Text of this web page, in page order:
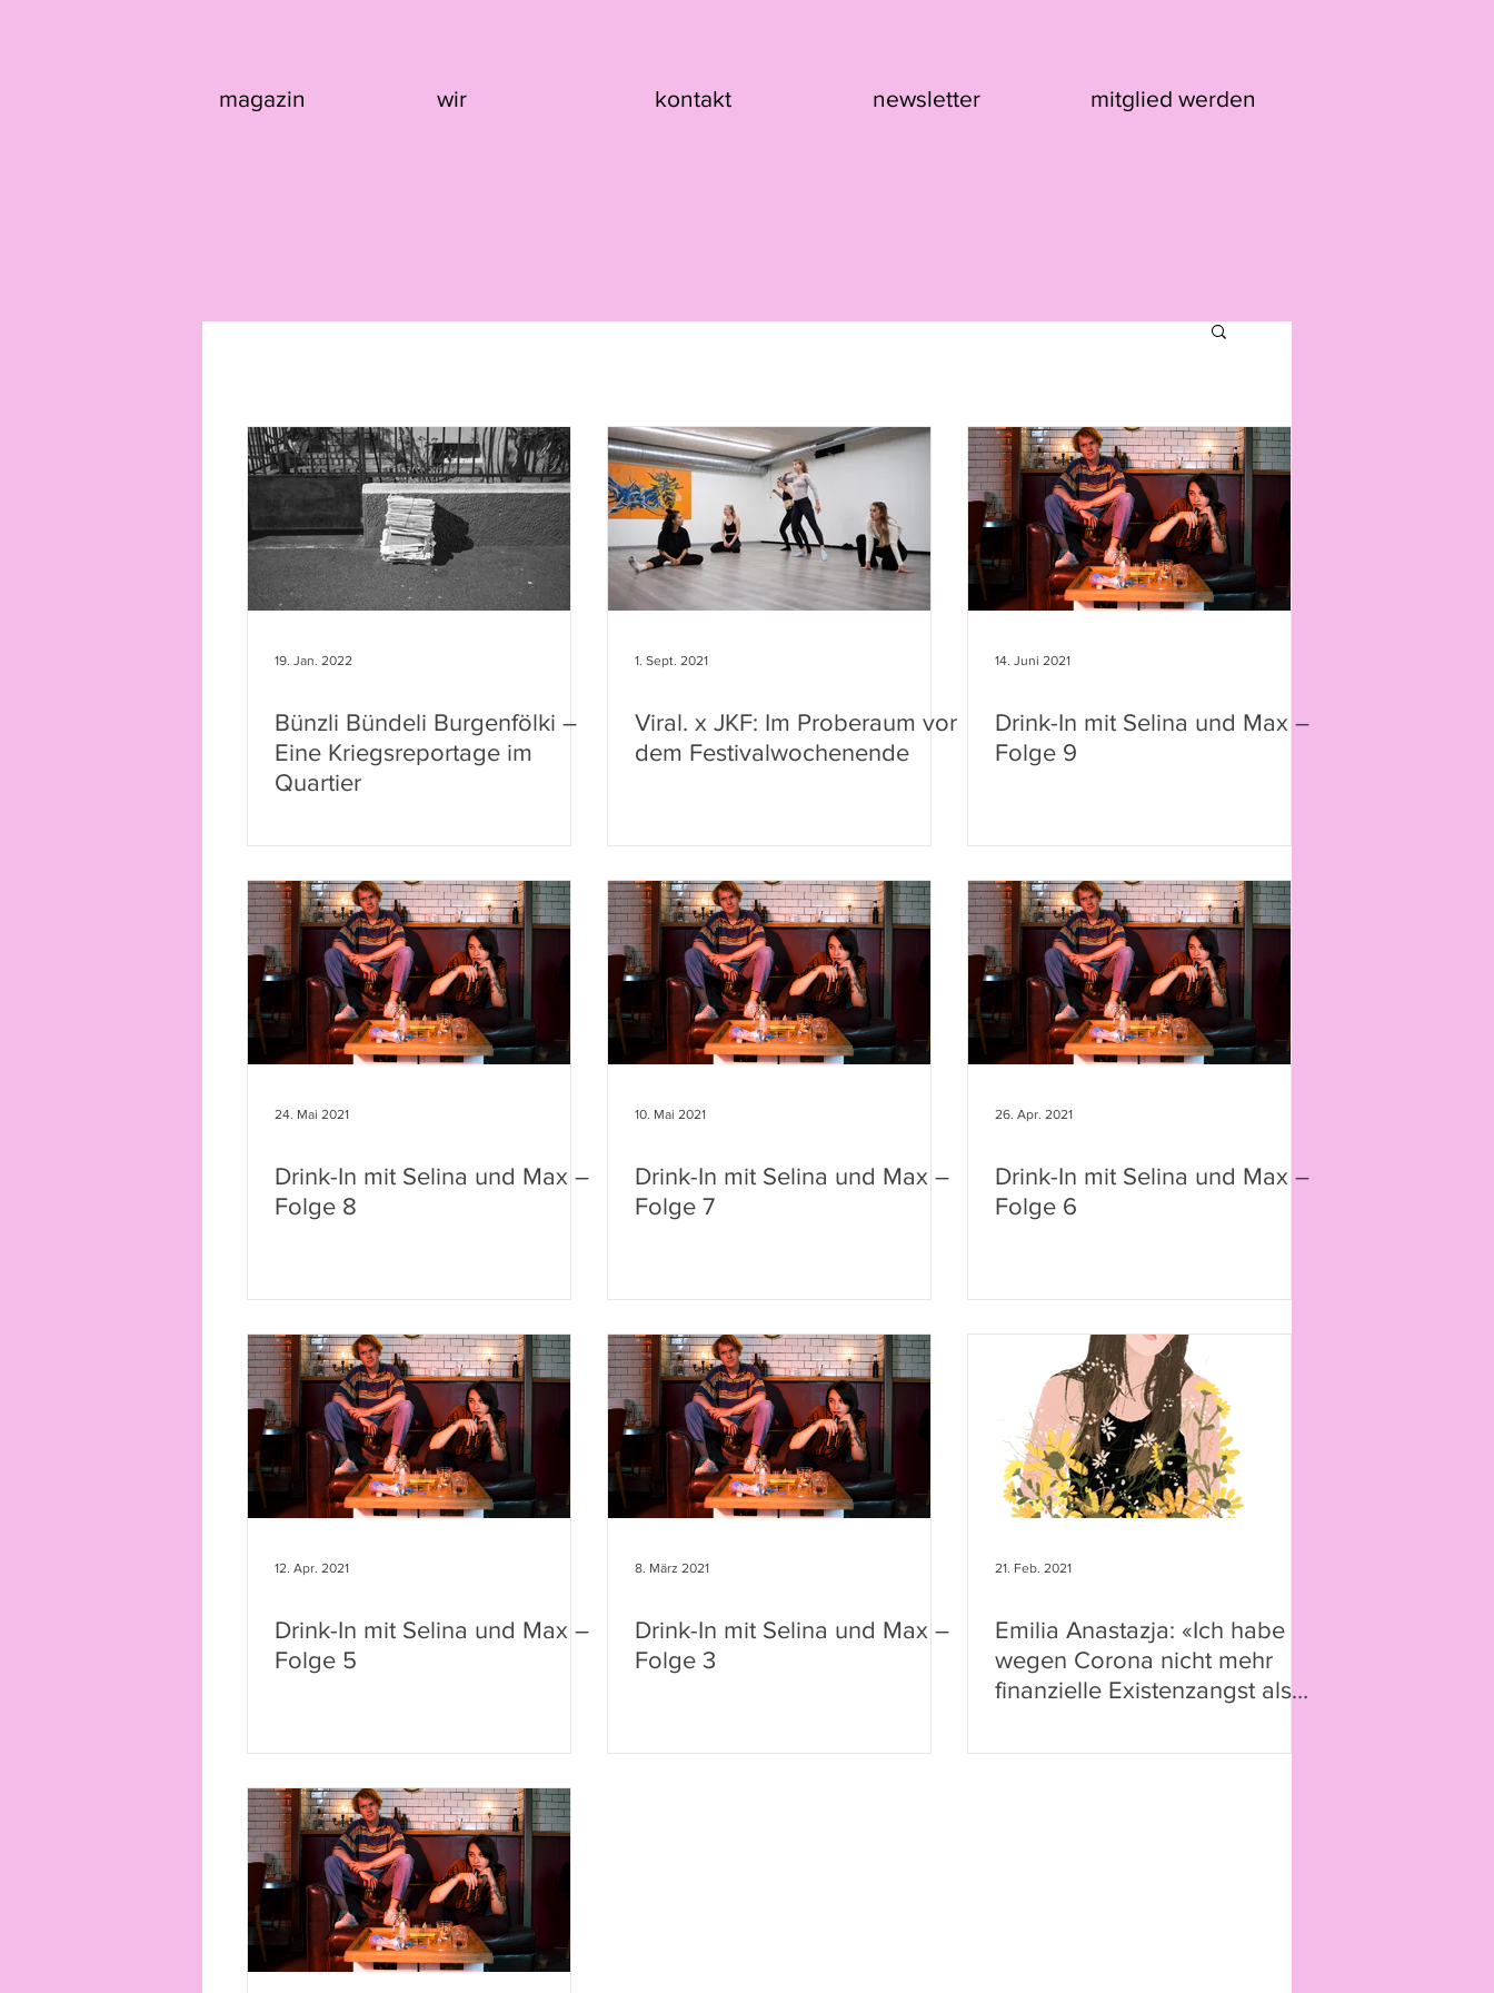
magazin wir kontakt newsletter mitglied werden
19. Jan. 2022
Bünzli Bündeli Burgenfölki –
Eine Kriegsreportage im
Quartier
1. Sept. 2021
Viral. x JKF: Im Proberaum vor
dem Festivalwochenende
14. Juni 2021
Drink-In mit Selina und Max –
Folge 9
24. Mai 2021
Drink-In mit Selina und Max –
Folge 8
10. Mai 2021
Drink-In mit Selina und Max –
Folge 7
26. Apr. 2021
Drink-In mit Selina und Max –
Folge 6
12. Apr. 2021
Drink-In mit Selina und Max –
Folge 5
8. März 2021
Drink-In mit Selina und Max –
Folge 3
21. Feb. 2021
Emilia Anastazja: «Ich habe
wegen Corona nicht mehr
finanzielle Existenzangst als